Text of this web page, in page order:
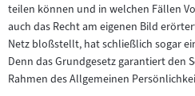
teilen können und in welchen Fällen
auch das Recht am eigenen Bild
Netz bloßstellt, hat schließlich sogar
Denn das Grundgesetz garantiert den
Rahmen des Allgemeinen